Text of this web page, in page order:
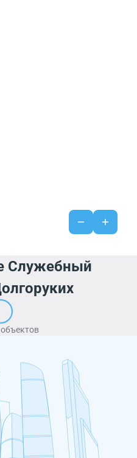
Служебный